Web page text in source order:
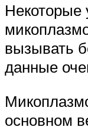
Некоторые
вызывать
данные
основном